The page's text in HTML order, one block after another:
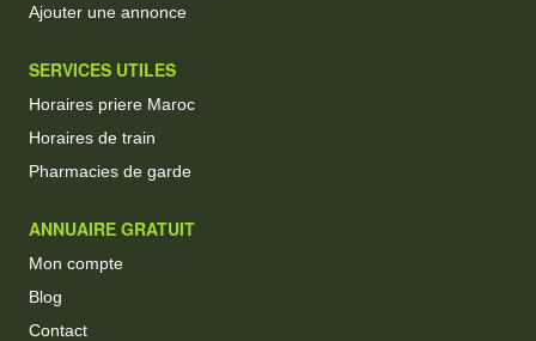
Ajouter une annonce
SERVICES UTILES
Horaires priere Maroc
Horaires de train
Pharmacies de garde
ANNUAIRE GRATUIT
Mon compte
Blog
Contact